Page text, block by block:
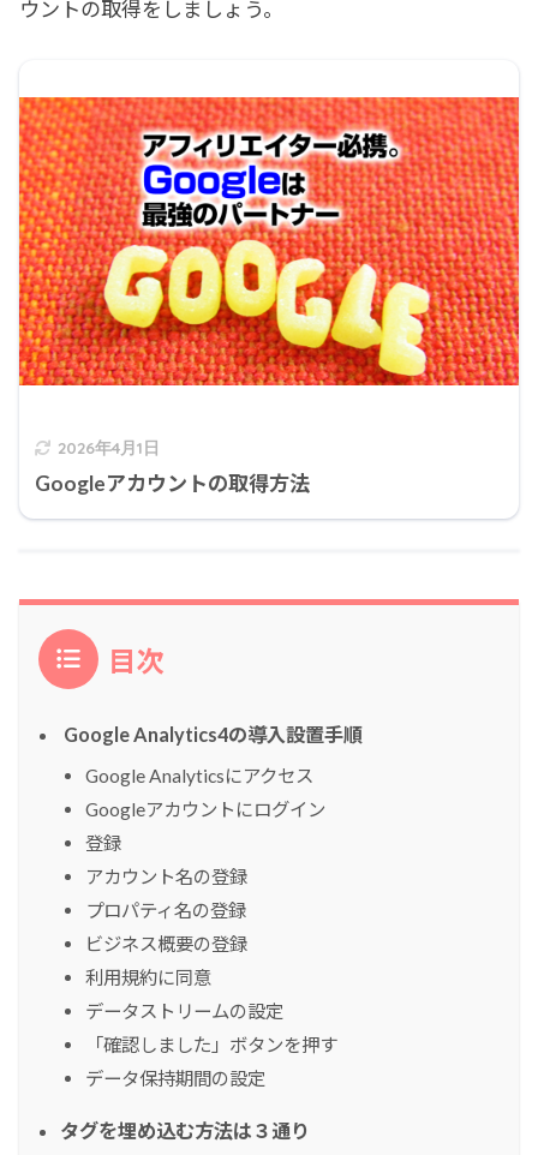
ウントの取得をしましょう。
2026年4月1日
Googleアカウントの取得方法
目次
Google Analytics4の導入設置手順
Google Analyticsにアクセス
Googleアカウントにログイン
登録
アカウント名の登録
プロパティ名の登録
ビジネス概要の登録
利用規約に同意
データストリームの設定
「確認しました」ボタンを押す
データ保持期間の設定
タグを埋め込む方法は３通り